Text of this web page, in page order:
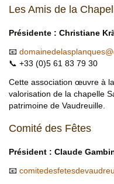
Les Amis de la
Présidente : Christiane
📧 domainedelasplanques@
📞 +33 (0)5 61 83 79 30
Cette association œuvre à
valorisation de la chapelle
patrimoine de Vaudreuille.
Comité des Fêtes
Président : Claude
📧